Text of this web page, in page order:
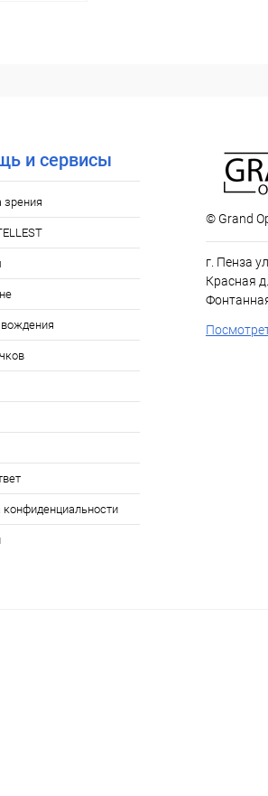
и сервисы
зрения
конфиденциальности
© Grand
г. Пенза
Красная